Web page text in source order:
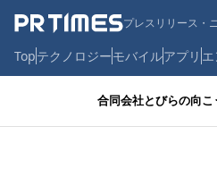
プレスリリース・
Topテクノロジーモバイルアプリ
合同会社とびらの向こ